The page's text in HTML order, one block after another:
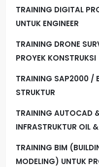
TRAINING DIGITAL
UNTUK ENGINEER
TRAINING DRONE
PROYEK KONSTRUKSI
TRAINING SAP2000 /
STRUKTUR
TRAINING AUTOCAD
INFRASTRUKTUR OIL
TRAINING BIM
MODELING) UNTUK